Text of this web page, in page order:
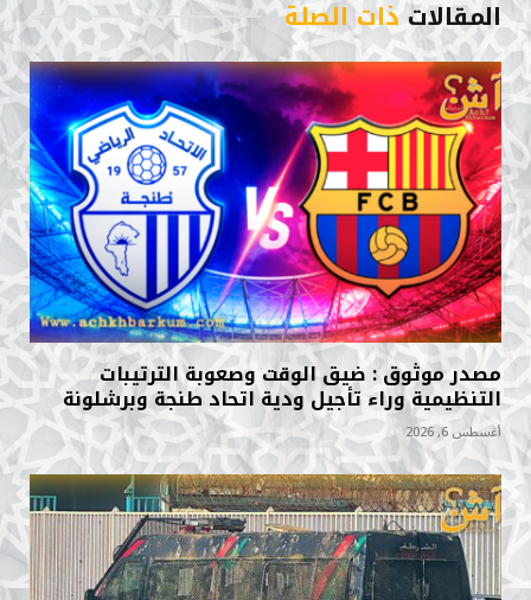
المقالاتذات الصلة
مصدر موثوق : ضيق الوقت وصعوبة الترتيبات
التنظيمية وراء تأجيل ودية اتحاد طنجة وبرشلونة
أغسطس 6, 2026